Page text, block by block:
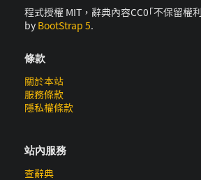
程式授權 MIT，辭典內容CC0｢不保留權
by BootStrap 5.
條款
關於本站
服務條款
隱私權條款
站內服務
查辭典